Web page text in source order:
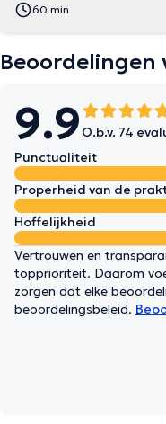
60 min
9.9 O.b.v. 74
Punctualiteit
Properheid van de
Hoffelijkheid
Vertrouwen en
topprioriteit. Daarom
zorgen dat elke
beoordelingsbeleid.